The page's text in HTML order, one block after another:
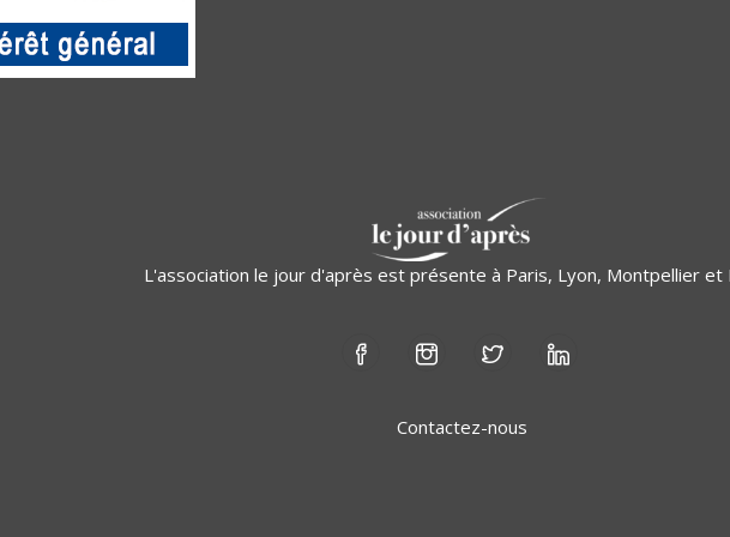
L'association le jour d'après est présente à Paris, Lyon, Montpellier et
Contactez-nous